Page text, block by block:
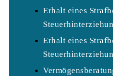
Erhalt eines
Erhalt eines